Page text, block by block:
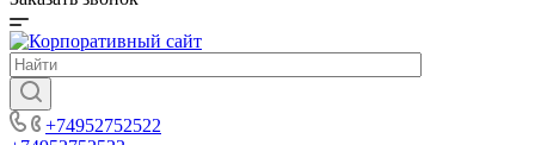
+74952752522